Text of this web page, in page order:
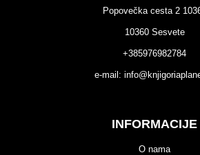
Popovečka cesta 2
10360 Sesvete
+385976982784
e-mail:
INFORMACIJE
O nama